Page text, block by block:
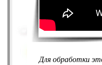
Для обработки